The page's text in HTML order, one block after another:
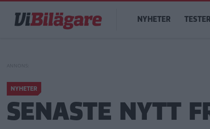
huvudinnehåll
Main
navigation
NYHETER TESTER
NYHETER
SENASTE NYTT